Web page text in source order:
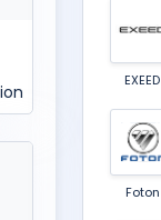
EXEED
Foton